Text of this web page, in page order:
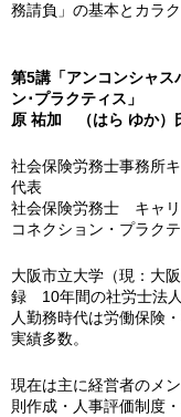
務請負」の基本とカラ
第5講「アンコンシャス
ン･プラクティス」
原 祐加 （はら ゆか）
社会保険労務士事務所
代表
社会保険労務士 キャリ
コネクション・プラク
大阪市立大学（現：大
録 10年間の社労士法
人勤務時代は労働保険
実績多数。
現在は主に経営者のメ
則作成・人事評価制度